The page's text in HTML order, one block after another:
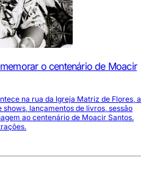
o centenário de Moacir
na rua da Igreja Matriz de Flores, a
lançamentos de livros, sessão
ao centenário de Moacir Santos.